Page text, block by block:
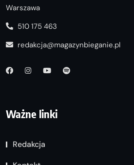
Warszawa
510 175 463
redakcja@magazynbieganie.pl
Ważne linki
Redakcja